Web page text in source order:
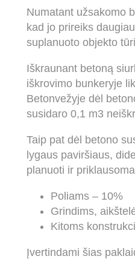
Numatant užsakomo
kad jo prireiks
suplanuoto objekto
Iškraunant betoną
iškrovimo bunkeryje
Betonvežyje dėl
susidaro 0,1 m3
Taip pat dėl betono
lygaus paviršiaus,
planuoti ir
Poliams – 10%
Grindims,
Kitoms
Įvertindami šias